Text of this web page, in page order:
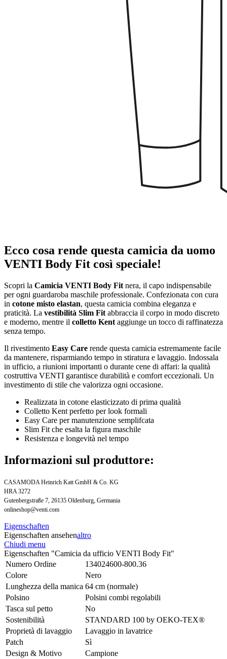
Ecco cosa rende questa camicia da uomo
VENTI Body Fit così speciale!
Scopri la Camicia VENTI Body Fit nera, il capo indispensabile
per ogni guardaroba maschile professionale. Confezionata con cura
in cotone misto elastan, questa camicia combina eleganza e
praticità. La vestibilità Slim Fit abbraccia il corpo in modo discreto
e moderno, mentre il colletto Kent aggiunge un tocco di raffinatezza
senza tempo.
Il rivestimento Easy Care rende questa camicia estremamente facile
da mantenere, risparmiando tempo in stiratura e lavaggio. Indossala
in ufficio, a riunioni importanti o durante cene di affari: la qualità
costruttiva VENTI garantisce durabilità e comfort eccezionali. Un
investimento di stile che valorizza ogni occasione.
Realizzata in cotone elasticizzato di prima qualità
Colletto Kent perfetto per look formali
Easy Care per manutenzione semplifcata
Slim Fit che esalta la figura maschile
Resistenza e longevità nel tempo
Informazioni sul produttore:
CASAMODA Heinrich Katt GmbH & Co. KG
HRA 3272
Gutenbergstraße 7, 26135 Oldenburg, Germania
onlineshop@venti.com
Eigenschaften
Eigenschaften ansehenaltro
Chiudi menu
Eigenschaften "Camicia da ufficio VENTI Body Fit"
Numero Ordine
134024600-800.36
Colore
Nero
Lunghezza della manica 64 cm (normale)
Polsino
Polsini combi regolabili
Tasca sul petto
No
Sostenibilità
STANDARD 100 by OEKO-TEX®
Proprietà di lavaggio
Lavaggio in lavatrice
Patch
Sì
Design & Motivo
Campione